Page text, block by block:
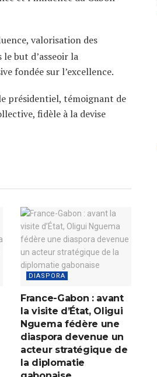
valorisation des
but d’asseoir la
fondée sur l’excellence.
présidentiel, témoignant de
fidèle à la devise
DIASPORA
France-Gabon : avant
la visite d’État, Oligui
Nguema fédère une
diaspora devenue un
acteur stratégique de
la diplomatie